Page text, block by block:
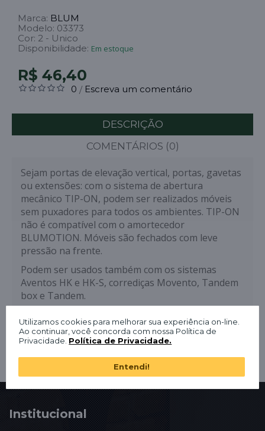
Marca: BLUM
Modelo: 03373
Cor: 2 - Unico
Disponibilidade: Em estoque
R$ 46,40
0 / Escreva um comentário
DESCRIÇÃO
COMENTÁRIOS (0)
Sejam portas de elevação vertical, portas, gavetas
ou extensões: com o sistema de abertura
mecânico TIP-ON, podem ser realizados móveis
sem puxadores para todos os ambientes. TIP-ON
não é compatível com o amortecedor
BLUMOTION. Móveis são fechados com leve
pressão na frente.
Podem ser usados também com os sistemas
Aventos HK e HK-S, corrediças Movento, Tandem
box e Tandem.
Utilizamos cookies para melhorar sua experiência on-line.
Ao continuar, você concorda com nossa Política de
Privacidade. Política de Privacidade.
Entendi!
Institucional